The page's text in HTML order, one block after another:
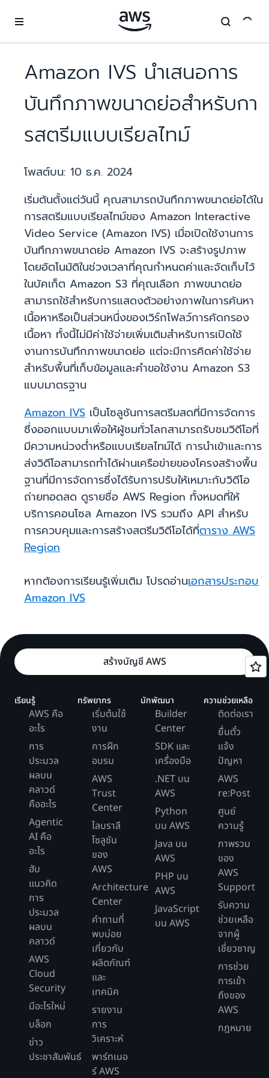
Amazon IVS นำเสนอการ
บันทึกภาพขนาดย่อสำหรับกา
รสตรีมแบบเรียลไทม์
โพสต์บน: 10 ธ.ค. 2024
เริ่มต้นตั้งแต่วันนี้ คุณสามารถบันทึกภาพขนาดย่อได้ใน
การสตรีมแบบเรียลไทม์ของ Amazon Interactive
Video Service (Amazon IVS) เมื่อเปิดใช้งานการ
บันทึกภาพขนาดย่อ Amazon IVS จะสร้างรูปภาพ
โดยอัตโนมัติในช่วงเวลาที่คุณกำหนดค่าและจัดเก็บไว้
ในบัคเก็ต Amazon S3 ที่คุณเลือก ภาพขนาดย่อ
สามารถใช้สำหรับการแสดงตัวอย่างภาพในการค้นหา
เนื้อหาหรือเป็นส่วนหนึ่งของเวิร์กโฟลว์การคัดกรอง
เนื้อหา ทั้งนี้ไม่มีค่าใช้จ่ายเพิ่มเติมสำหรับการเปิดใช้
งานการบันทึกภาพขนาดย่อ แต่จะมีการคิดค่าใช้จ่าย
สำหรับพื้นที่เก็บข้อมูลและคำขอใช้งาน Amazon S3
แบบมาตรฐาน
Amazon IVS เป็นโซลูชันการสตรีมสดที่มีการจัดการ
ซึ่งออกแบบมาเพื่อให้ผู้ชมทั่วโลกสามารถรับชมวิดีโอที่
มีความหน่วงต่ำหรือแบบเรียลไทม์ได้ การนำเข้าและการ
ส่งวิดีโอสามารถทำได้ผ่านเครือข่ายของโครงสร้างพื้น
ฐานที่มีการจัดการซึ่งได้รับการปรับให้เหมาะกับวิดีโอ
ถ่ายทอดสด ดูรายชื่อ AWS Region ทั้งหมดที่ให้
บริการคอนโซล Amazon IVS รวมถึง API สำหรับ
การควบคุมและการสร้างสตรีมวิดีโอได้ที่ตาราง AWS
Region
หากต้องการเรียนรู้เพิ่มเติม โปรดอ่านเอกสารประกอบ
Amazon IVS
สร้างบัญชี AWS
เรียนรู้
AWS คือ
อะไร
การ
ประมวล
ผลบน
คลาวด์
คืออะไร
Agentic
AI คือ
อะไร
ฮับ
แนวคิด
การ
ประมวล
ผลบน
คลาวด์
AWS
Cloud
Security
มีอะไรใหม่
บล็อก
ข่าว
ประชาสัมพันธ์
ทรัพยากร
เริ่มต้นใช้
งาน
การฝึก
อบรม
AWS
Trust
Center
ไลบราลี
โซลูชัน
ของ
AWS
Architecture
Center
คำถามที่
พบบ่อย
เกี่ยวกับ
ผลิตภัณฑ์
และ
เทคนิค
รายงาน
การ
วิเคราะห์
พาร์ทเนอ
ร์ AWS
นักพัฒนา
Builder
Center
SDK และ
เครื่องมือ
.NET บน
AWS
Python
บน AWS
Java บน
AWS
PHP บน
AWS
JavaScript
บน AWS
ความช่วยเหลือ
ติดต่อเรา
ยื่นตั๋ว
แจ้ง
ปัญหา
AWS
re:Post
ศูนย์
ความรู้
ภาพรวม
ของ
AWS
Support
รับความ
ช่วยเหลือ
จากผู้
เชี่ยวชาญ
การช่วย
การเข้า
ถึงของ
AWS
กฎหมาย